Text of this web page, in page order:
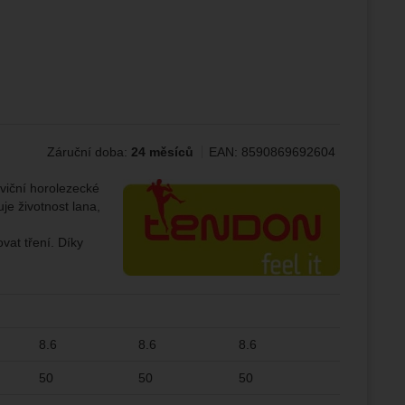
Záruční doba: 24 měsíců EAN: 8590869692604
Výrobce:
horolezecké
životnost lana,
tření. Díky
8.6 8.6 8.6
50 50 50